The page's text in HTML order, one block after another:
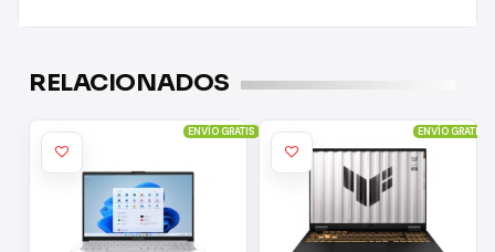
RELACIONADOS
ENVÍO GRATIS ENVÍO GRATIS